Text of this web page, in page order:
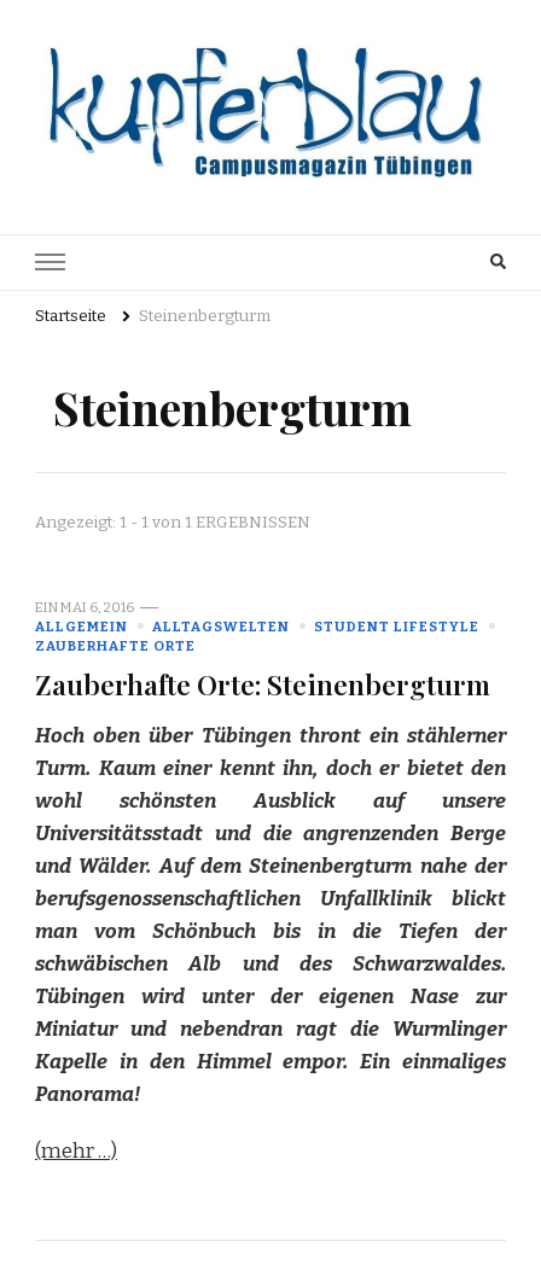
Archiv
Startseite Steinenbergturm
Steinenbergturm
Angezeigt: 1 - 1 von 1 ERGEBNISSEN
EINMAI 6, 2016
ALLGEMEIN
ALLTAGSWELTEN
STUDENT LIFESTYLE
ZAUBERHAFTE ORTE
Zauberhafte Orte: Steinenbergturm
Hoch oben über Tübingen thront ein stählerner
Turm. Kaum einer kennt ihn, doch er bietet den
wohl schönsten Ausblick auf unsere
Universitätsstadt und die angrenzenden Berge
und Wälder. Auf dem Steinenbergturm nahe der
berufsgenossenschaftlichen Unfallklinik blickt
man vom Schönbuch bis in die Tiefen der
schwäbischen Alb und des Schwarzwaldes.
Tübingen wird unter der eigenen Nase zur
Miniatur und nebendran ragt die Wurmlinger
Kapelle in den Himmel empor. Ein einmaliges
Panorama!
(mehr …)